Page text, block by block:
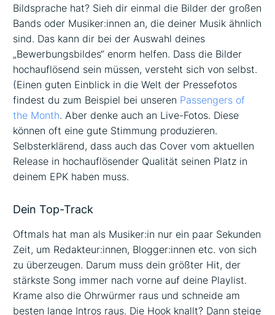
Bildsprache hat? Sieh dir einmal die Bilder der großen
Bands oder Musiker:innen an, die deiner Musik ähnlich
sind. Das kann dir bei der Auswahl deines
„Bewerbungsbildes“ enorm helfen. Dass die Bilder
hochauflösend sein müssen, versteht sich von selbst.
(Einen guten Einblick in die Welt der Pressefotos
findest du zum Beispiel bei unseren Passengers of
the Month. Aber denke auch an Live-Fotos. Diese
können oft eine gute Stimmung produzieren.
Selbsterklärend, dass auch das Cover vom aktuellen
Release in hochauflösender Qualität seinen Platz in
deinem EPK haben muss.
Dein Top-Track
Oftmals hat man als Musiker:in nur ein paar Sekunden
Zeit, um Redakteur:innen, Blogger:innen etc. von sich
zu überzeugen. Darum muss dein größter Hit, der
stärkste Song immer nach vorne auf deine Playlist.
Krame also die Ohrwürmer raus und schneide am
besten lange Intros raus. Die Hook knallt? Dann steige